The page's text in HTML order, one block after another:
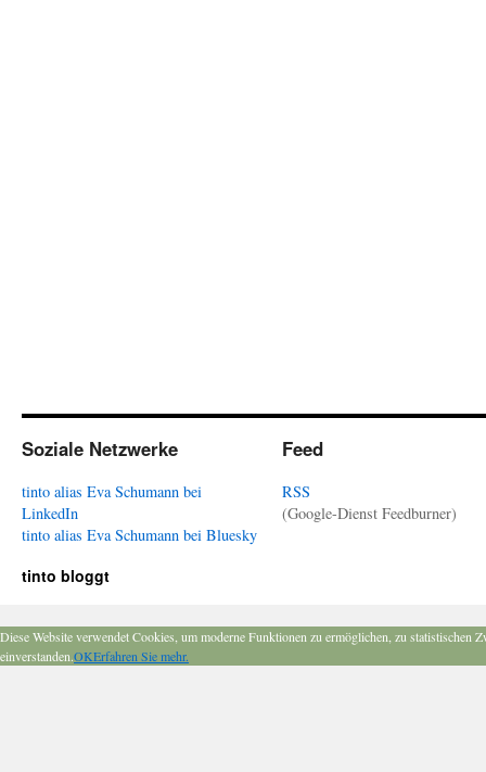
Soziale Netzwerke
tinto alias Eva Schumann bei
LinkedIn
tinto alias Eva Schumann bei Bluesky
Feed
RSS
(Google-Dienst Feedburner)
tinto bloggt
Diese Website verwendet Cookies, um moderne Funktionen zu ermöglichen, zu
einverstanden.OKErfahren Sie mehr.